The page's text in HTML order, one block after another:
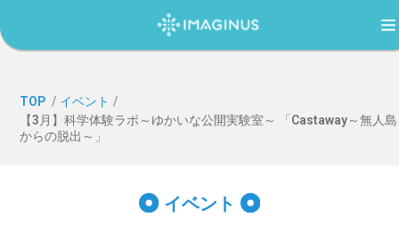
TOP
利用案内・アクセス
TOP / イベント /
【3月】科学体験ラボ～ゆかいな公開実験室～ 「Castaway～無人島
からの脱出～」
イベント